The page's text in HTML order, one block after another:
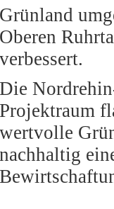
Grünland
Oberen
verbessert.
Die
Projektraum
wertvolle
nachhaltig